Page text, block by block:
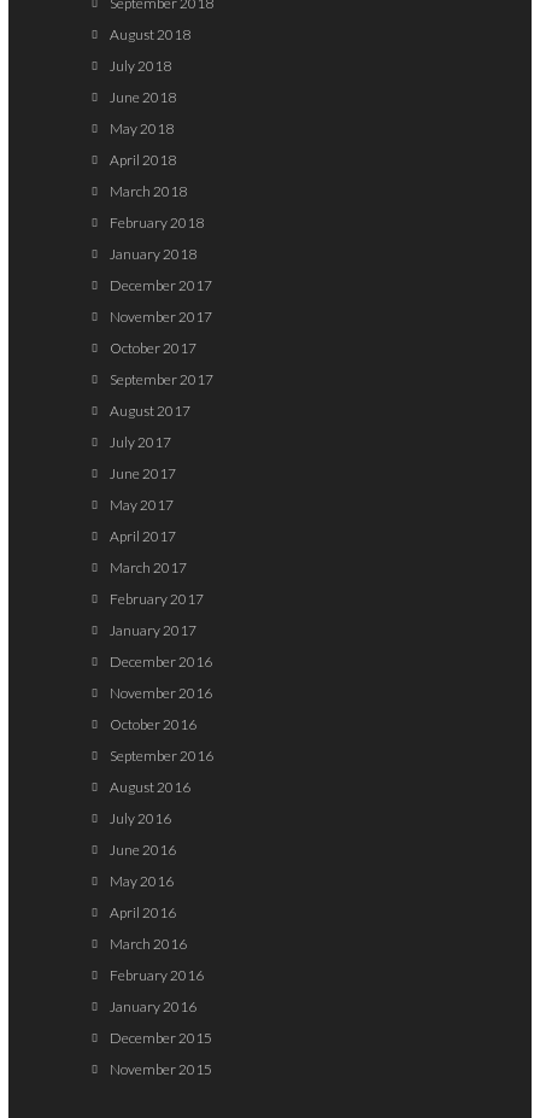
August 2018
July 2018
June 2018
May 2018
April 2018
March 2018
February 2018
January 2018
December 2017
November 2017
October 2017
September 2017
August 2017
July 2017
June 2017
May 2017
April 2017
March 2017
February 2017
January 2017
December 2016
November 2016
October 2016
September 2016
August 2016
July 2016
June 2016
May 2016
April 2016
March 2016
February 2016
January 2016
December 2015
November 2015